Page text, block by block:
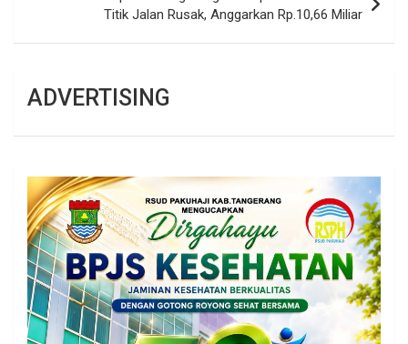
Titik Jalan Rusak, Anggarkan Rp.10,66 Miliar
ADVERTISING